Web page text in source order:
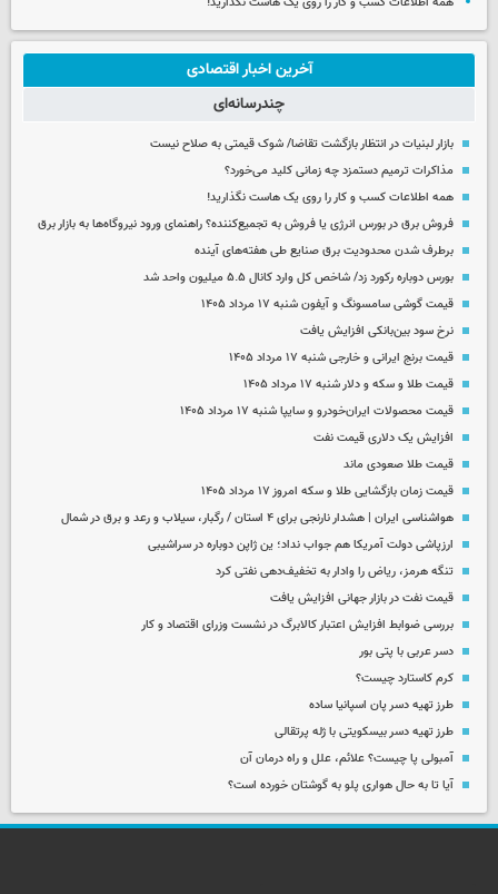
آخرین اخبار اقتصادی
چندرسانه‌ای
بازار لبنیات در انتظار بازگشت تقاضا/ شوک قیمتی به صلاح نیست
مذاکرات ترمیم دستمزد چه زمانی کلید می‌خورد؟
همه اطلاعات کسب‌ و کار را روی یک هاست نگذارید!
فروش برق در بورس انرژی یا فروش به تجمیع‌کننده؟ راهنمای ورود نیروگاه‌ها به بازار برق
برطرف شدن محدودیت‌ برق صنایع طی هفته‌های آینده
بورس دوباره رکورد زد/ شاخص کل وارد کانال ۵.۵ میلیون واحد شد
قیمت گوشی سامسونگ و آیفون شنبه ۱۷ مرداد ۱۴۰۵
نرخ سود بین‌بانکی افزایش یافت
قیمت برنج ایرانی و خارجی شنبه ۱۷ مرداد ۱۴۰۵
قیمت طلا و سکه و دلار شنبه ۱۷ مرداد ۱۴۰۵
قیمت محصولات ایران‌خودرو و سایپا شنبه ۱۷ مرداد ۱۴۰۵
افزایش یک دلاری قیمت نفت
قیمت طلا صعودی ماند
قیمت زمان بازگشایی طلا و سکه امروز ۱۷ مرداد ۱۴۰۵
هواشناسی ایران | هشدار نارنجی برای ۴ استان / رگبار، سیلاب و رعد و برق در شمال
ارزپاشی دولت آمریکا هم جواب نداد؛ ین ژاپن دوباره در سراشیبی
تنگه هرمز، ریاض را وادار به تخفیف‌دهی نفتی کرد
قیمت نفت در بازار جهانی افزایش یافت
بررسی ضوابط افزایش اعتبار کالابرگ در نشست وزرای اقتصاد و کار
دسر عربی با پتی بور
کرم کاستارد چیست؟
طرز تهیه دسر پان اسپانیا ساده
طرز تهیه دسر بیسکویتی با ژله پرتقالی
آمبولی پا چیست؟ علائم، علل و راه درمان آن
آیا تا به حال هواری پلو به گوشتان خورده است؟